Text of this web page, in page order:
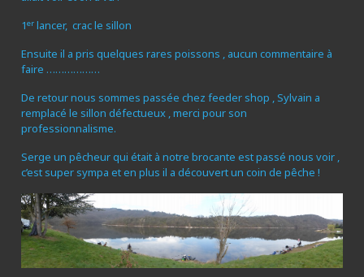
1er lancer, crac le sillon
Ensuite il a pris quelques rares poissons , aucun commentaire à
faire ………………
De retour nous sommes passée chez feeder shop , Sylvain a
remplacé le sillon défectueux , merci pour son
professionnalisme.
Serge un pêcheur qui était à notre brocante est passé nous voir ,
c’est super sympa et en plus il a découvert un coin de pêche !